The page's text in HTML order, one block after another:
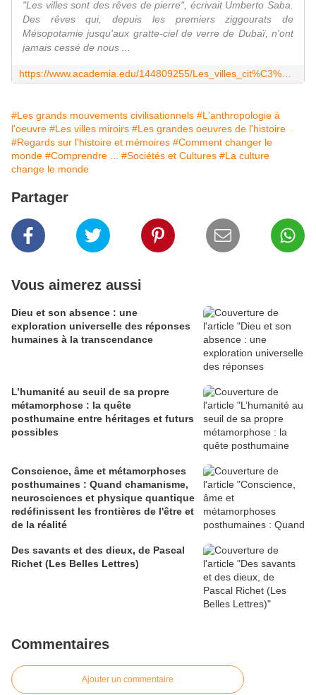
"Les villes sont des rêves de pierre", écrivait Umberto Saba.
Des rêves qui, depuis les premiers ziggourats de
Mésopotamie jusqu'aux gratte-ciel de verre de Dubaï, n'ont
jamais cessé de nous ...
#Les grands mouvements civilisationnels #L'anthropologie à
l'oeuvre #Les villes miroirs #Les grandes oeuvres de l'histoire
#Regards sur l'histoire et mémoires #Comment changer le
monde #Comprendre ... #Sociétés et Cultures #La culture
change le monde
Partager
Vous aimerez aussi
Dieu et son absence : une
exploration universelle des réponses
humaines à la transcendance
L’humanité au seuil de sa propre
métamorphose : la quête
posthumaine entre héritages et futurs
possibles
Conscience, âme et métamorphoses
posthumaines : Quand chamanisme,
neurosciences et physique quantique
redéfinissent les frontières de l'être et
de la réalité
Des savants et des dieux, de Pascal
Richet (Les Belles Lettres)
Commentaires
Ajouter un commentaire